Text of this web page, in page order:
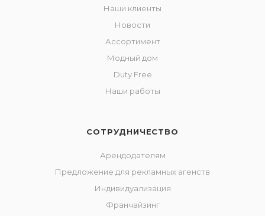
Наши клиенты
Новости
Ассортимент
Модный дом
Duty Free
Наши работы
СОТРУДНИЧЕСТВО
Арендодателям
Предложение для рекламных агенств
Индивидуализация
Франчайзинг